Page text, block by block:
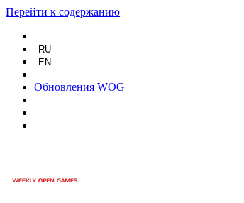
Перейти к содержанию
RU
EN
Обновления WOG